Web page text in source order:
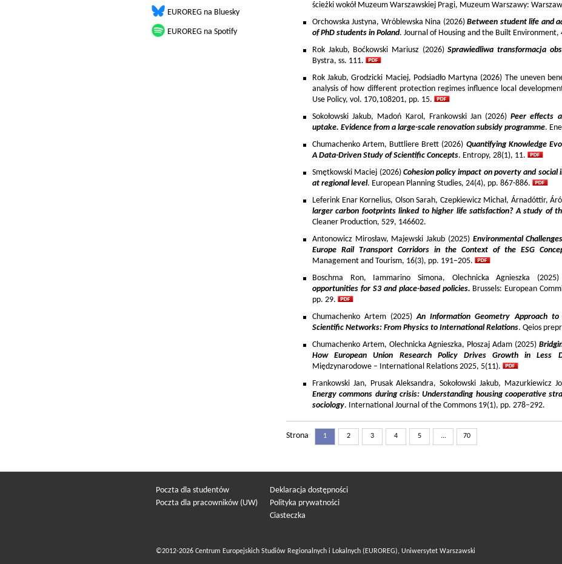
EUROREG na Bluesky
EUROREG na Spotify
ścieżki wokół Muzeum Warszawskiej Pragi, Muzeum Warszawy:
Orchowska Justyna, Wróblewska Nina (2026)Between student life and
of PhD students in Poland. Journal of Housing and the Built Environment,
Rok Jakub, Boćkowski Mariusz (2026)Sprawiedliwa transformacja
Bystra, ss. 111.
Rok Jakub, Grodzicki Maciej, Podsiadło Martyna (2026) The uneven
analysis of how different protection regimes influence local
Use Policy, vol. 170,108201, pp. 15.
Sokołowski Jakub, Madoń Karol, Frankowski Jan (2026)Peer effects
uptake. Evidence from a large-scale renovation subsidy programme.
Chumachenko Artem, Buttliere Brett (2026) Quantifying Knowledge
A Data-Driven Study of Scientific Concepts. Entropy, 28(1), 11.
Smętkowski Maciej (2026) Cohesion policy impact on poverty and social
at regional level. European Planning Studies, 24(4), pp. 867-886.
Leferink Enar Kornelius, Olson Sarah, Czepkiewicz Michał, Árnadóttir,
larger carbon footprints linked to higher life satisfaction? A study of
Cleaner Production, 529, 146602.
Antonowicz Mirosław, Majewski Jakub (2025) Environmental
Europe Rail Transport Corridors in the Context of the ESG
Management and Tourism, 16(3), pp. 191–205.
Boschma Ron, Iammarino Simona, Olechnicka Agnieszka (2025)
opportunities for S3 and place-based policies. Brussels: European
pp. 29.
Chumachenko Artem (2025)An Information Geometry Approach to
Scientific Networks: From Physics to International Relations. Qeios
Chumachenko Artem, Olechnicka Agnieszka, Płoszaj Adam (2025)
How European Union Research Policy Drives Growth in Less
Międzynarodowe – International Relations 2025, 5(11).
Frankowski Jan, Prusak Aleksandra, Sokołowski Jakub, Mazurkiewicz
Energy commons during crisis: Understanding housing cooperative
sociology. International Journal of the Commons 19(1), pp. 278–292.
Strona 1 2 3 4 5 ... 70
Poczta dla studentów
Poczta dla pracowników (UW)
Deklaracja dostępności
Polityka prywatności
Ciasteczka
©2012-2026 Centrum Europejskich Studiów Regionalnych i Lokalnych (EUROREG), Uniwersytet Warszawski